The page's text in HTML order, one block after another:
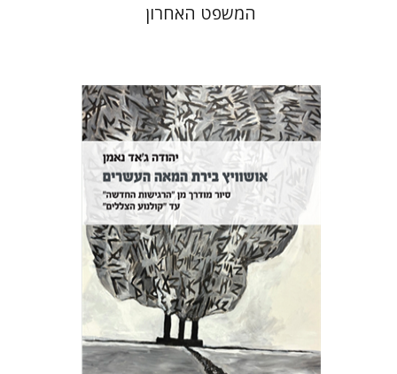
המשפט האחרון
יהודה ג'אד נאמן
הנחת אתר ספר מודפס